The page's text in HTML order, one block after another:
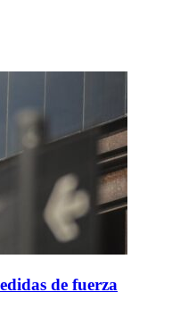
de fuerza